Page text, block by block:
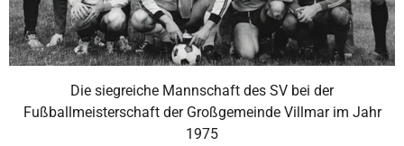
Die siegreiche Mannschaft des SV bei der
Fußballmeisterschaft der Großgemeinde Villmar im Jahr
1975